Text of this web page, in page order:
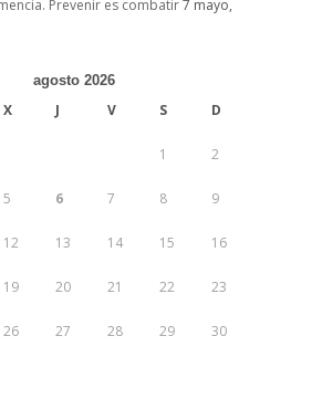
Prevenir es combatir7 mayo,
agosto 2026
X J V S D
1 2
5 6 7 8 9
12 13 14 15 16
19 20 21 22 23
26 27 28 29 30